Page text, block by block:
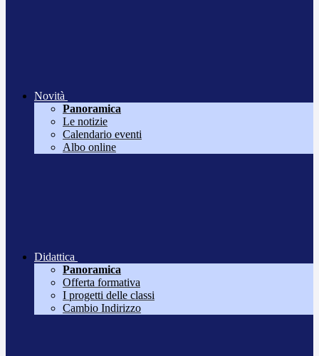
Novità
Panoramica
Le notizie
Calendario eventi
Albo online
Didattica
Panoramica
Offerta formativa
I progetti delle classi
Cambio Indirizzo